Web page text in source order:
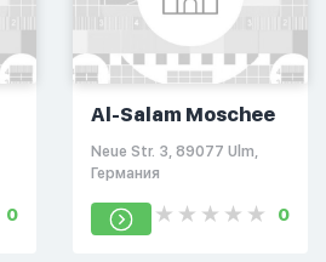
0
Al-Salam Moschee
Neue Str. 3, 89077 Ulm,
Германия
0